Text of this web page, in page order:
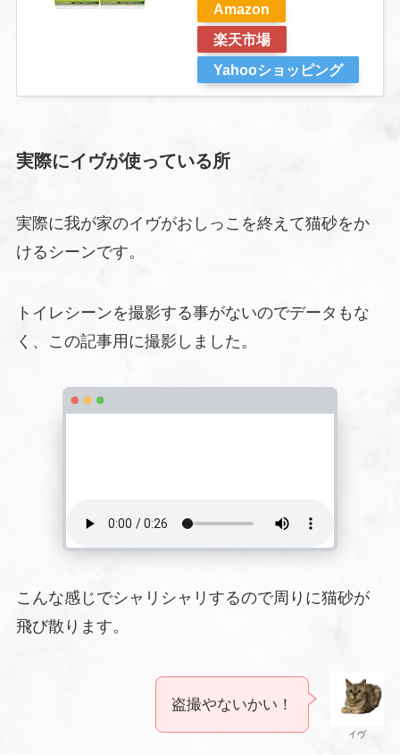
Amazon
楽天市場
Yahooショッピング
実際にイヴが使っている所
実際に我が家のイヴがおしっこを終えて猫砂をか
けるシーンです。
トイレシーンを撮影する事がないのでデータもな
く、この記事用に撮影しました。
こんな感じでシャリシャリするので周りに猫砂が
飛び散ります。
イヴ
盗撮やないかい！